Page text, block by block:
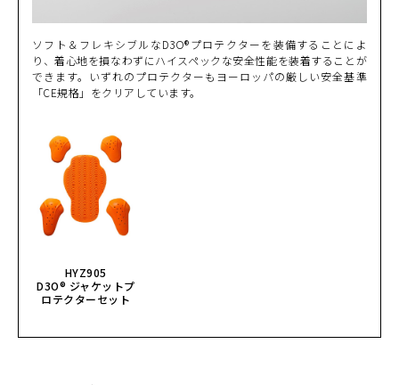
ソフト＆フレキシブルなD3O®プロテクターを装備することによ
り、着心地を損なわずにハイスペックな安全性能を装着することが
できます。いずれのプロテクターもヨーロッパの厳しい安全基準
「CE規格」をクリアしています。
HYZ905
D3O® ジャケットプ
ロテクターセット